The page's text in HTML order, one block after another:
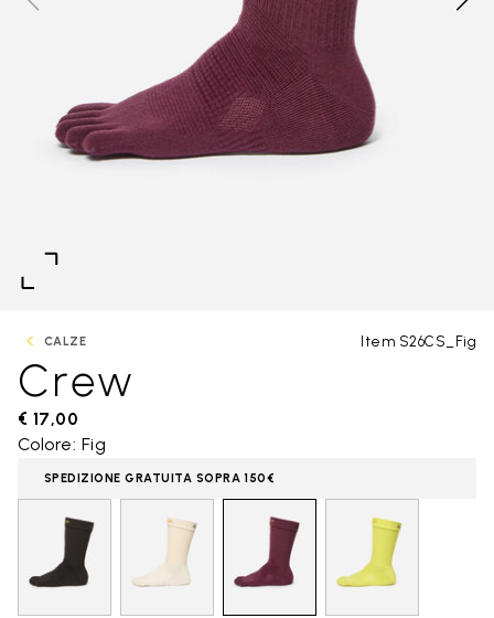
CALZE Item S26CS_Fig
Crew
€ 17,00
Colore: Fig
SPEDIZIONE GRATUITA SOPRA 150€